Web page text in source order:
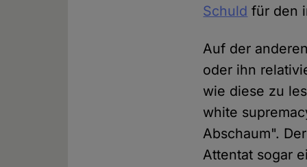
Schuld für den
Auf der
oder ihn
wie diese zu
white
Abschaum". Der
Attentat sogar